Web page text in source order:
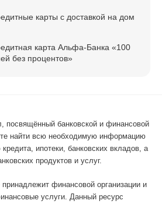
карты с доставкой на дом
карта Альфа-Банка «100
без процентов»
посвящённый банковской и финансовой
найти всю необходимую информацию
ипотеки, банковских вкладов, а
продуктов и услуг.
финансовой организации и
услуги. Данный ресурс